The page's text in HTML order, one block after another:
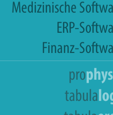
Medizinische
ERP-
Finanz-